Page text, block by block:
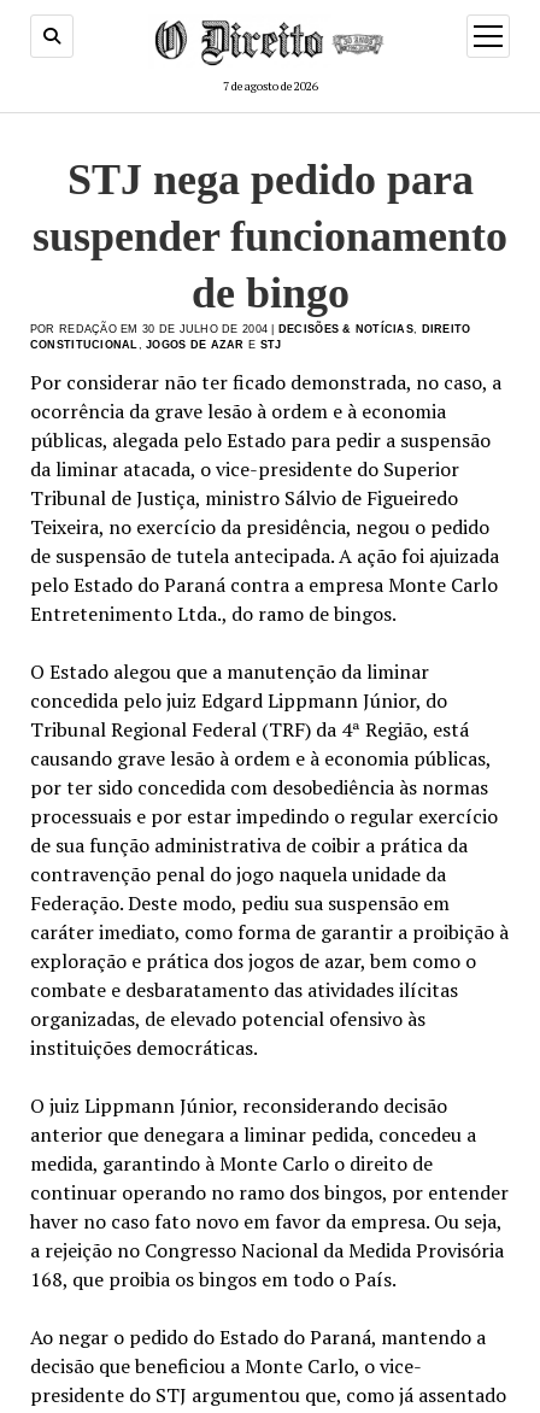
7 de agosto de 2026
menu
de
STJ nega pedido para
suspender funcionamento
de bingo
POR REDAÇÃO EM 30 DE JULHO DE 2004 | DECISÕES & NOTÍCIAS
DIREITO
CONSTITUCIONAL
,JOGOS DE AZAR E STJ
Por considerar não ter ficado demonstrada, no caso, a
ocorrência da grave lesão à ordem e à economia
públicas, alegada pelo Estado para pedir a suspensão
da liminar atacada, o vice-presidente do Superior
Tribunal de Justiça, ministro Sálvio de Figueiredo
Teixeira, no exercício da presidência, negou o pedido
de suspensão de tutela antecipada. A ação foi ajuizada
pelo Estado do Paraná contra a empresa Monte Carlo
Entretenimento Ltda., do ramo de bingos.
O Estado alegou que a manutenção da liminar
concedida pelo juiz Edgard Lippmann Júnior, do
Tribunal Regional Federal (TRF) da 4ª Região, está
causando grave lesão à ordem e à economia públicas,
por ter sido concedida com desobediência às normas
processuais e por estar impedindo o regular exercício
de sua função administrativa de coibir a prática da
contravenção penal do jogo naquela unidade da
Federação. Deste modo, pediu sua suspensão em
caráter imediato, como forma de garantir a proibição à
exploração e prática dos jogos de azar, bem como o
combate e desbaratamento das atividades ilícitas
organizadas, de elevado potencial ofensivo às
instituições democráticas.
O juiz Lippmann Júnior, reconsiderando decisão
anterior que denegara a liminar pedida, concedeu a
medida, garantindo à Monte Carlo o direito de
continuar operando no ramo dos bingos, por entender
haver no caso fato novo em favor da empresa. Ou seja,
a rejeição no Congresso Nacional da Medida Provisória
168, que proibia os bingos em todo o País.
Ao negar o pedido do Estado do Paraná, mantendo a
decisão que beneficiou a Monte Carlo, o vice-
presidente do STJ argumentou que, como já assentado